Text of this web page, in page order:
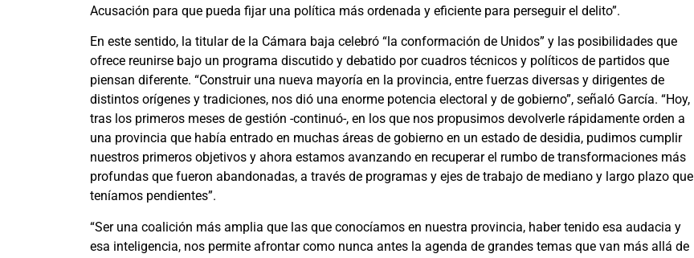
Acusación para que pueda fijar una política más ordenada y eficiente para perseguir el delito”.
En este sentido, la titular de la Cámara baja celebró “la conformación de Unidos” y las posibilidades que
ofrece reunirse bajo un programa discutido y debatido por cuadros técnicos y políticos de partidos que
piensan diferente. “Construir una nueva mayoría en la provincia, entre fuerzas diversas y dirigentes de
distintos orígenes y tradiciones, nos dió una enorme potencia electoral y de gobierno”, señaló García. “Hoy,
tras los primeros meses de gestión -continuó-, en los que nos propusimos devolverle rápidamente orden a
una provincia que había entrado en muchas áreas de gobierno en un estado de desidia, pudimos cumplir
nuestros primeros objetivos y ahora estamos avanzando en recuperar el rumbo de transformaciones más
profundas que fueron abandonadas, a través de programas y ejes de trabajo de mediano y largo plazo que
teníamos pendientes”.
“Ser una coalición más amplia que las que conocíamos en nuestra provincia, haber tenido esa audacia y
esa inteligencia, nos permite afrontar como nunca antes la agenda de grandes temas que van más allá de